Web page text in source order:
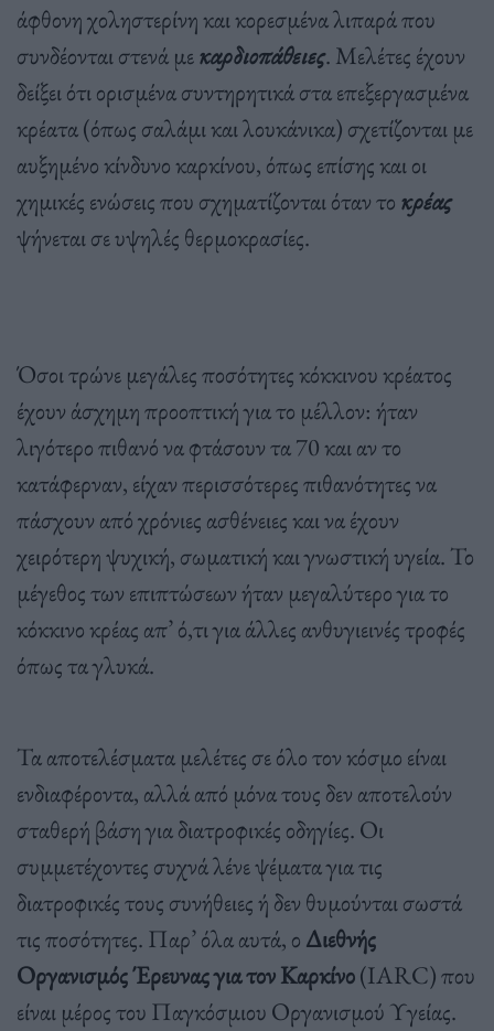
άφθονη χοληστερίνη και κορεσμένα λιπαρά που
συνδέονται στενά μεκαρδιοπάθειες. Μελέτες έχουν
δείξει ότι ορισμένα συντηρητικά στα επεξεργασμένα
κρέατα (όπως σαλάμι και λουκάνικα) σχετίζονται με
αυξημένο κίνδυνο καρκίνου, όπως επίσης και οι
χημικές ενώσεις που σχηματίζονται όταν το κρέας
ψήνεται σε υψηλές θερμοκρασίες.
Όσοι τρώνε μεγάλες ποσότητες κόκκινου κρέατος
έχουν άσχημη προοπτική για το μέλλον: ήταν
λιγότερο πιθανό να φτάσουν τα 70 και αν το
κατάφερναν, είχαν περισσότερες πιθανότητες να
πάσχουν από χρόνιες ασθένειες και να έχουν
χειρότερη ψυχική, σωματική και γνωστική υγεία. Το
μέγεθος των επιπτώσεων ήταν μεγαλύτερο για το
κόκκινο κρέας απ’ ό,τι για άλλες ανθυγιεινές τροφές
όπως τα γλυκά.
Τα αποτελέσματα μελέτες σε όλο τον κόσμο είναι
ενδιαφέροντα, αλλά από μόνα τους δεν αποτελούν
σταθερή βάση για διατροφικές οδηγίες. Οι
συμμετέχοντες συχνά λένε ψέματα για τις
διατροφικές τους συνήθειες ή δεν θυμούνται σωστά
τις ποσότητες. Παρ’ όλα αυτά, ο Διεθνής
Οργανισμός Έρευνας για τον Καρκίνο(IARC) που
είναι μέρος του Παγκόσμιου Οργανισμού Υγείας.